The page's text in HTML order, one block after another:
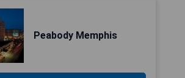
Peabody Memphis